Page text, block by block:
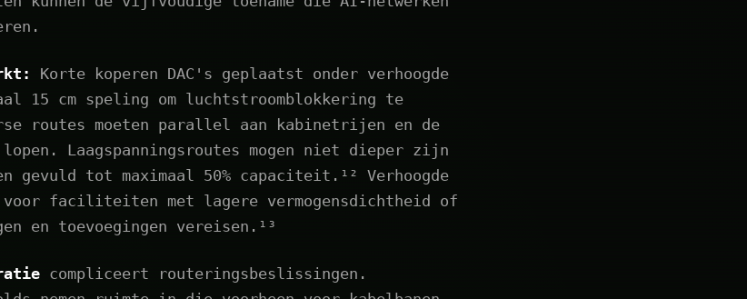
Korte koperen DAC's geplaatst onder verhoogde
15 cm speling om luchtstroomblokkering te
routes moeten parallel aan kabinetrijen en de
Laagspanningsroutes mogen niet dieper zijn
gevuld tot maximaal 50% capaciteit.¹² Verhoogde
faciliteiten met lagere vermogensdichtheid of
en toevoegingen vereisen.¹³
compliceert routeringsbeslissingen.